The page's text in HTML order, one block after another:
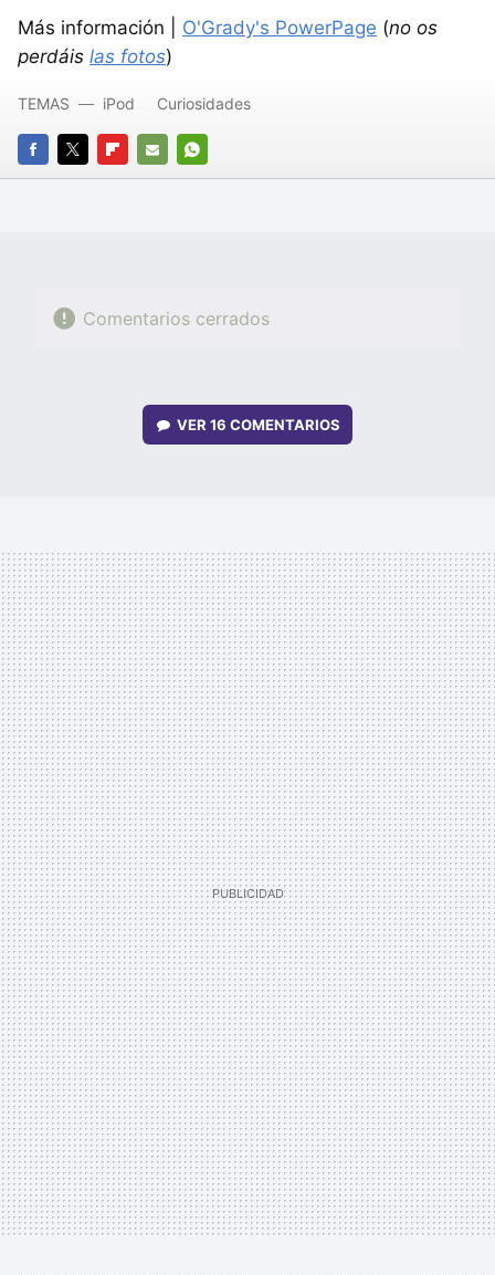
Más información | O'Grady's PowerPage (no os
perdáis las fotos)
FACEBOOK
TWITTERFLIPBOARD
E-
WHATSAPP
TEMAS iPod Curiosidades
Comentarios cerrados
VER 16 COMENTARIOS